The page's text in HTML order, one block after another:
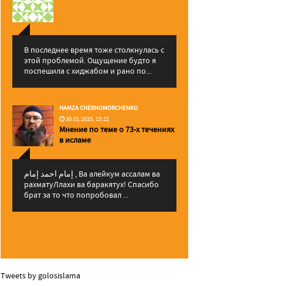
В последнее время тоже столкнулась с
этой проблемой. Ощущение будто я
поспешила с хиджабом и рано по...
HAMZA CHERNOMORCHENKO
30.01.2025, 15:22
Мнение по теме о 73-х течениях
в исламе
إمام احمد إمام , Ва алейкум ассалам ва
рахматуЛлахи ва баракятух! Спасибо
брат за то что попробовал ...
Tweets by golosislama